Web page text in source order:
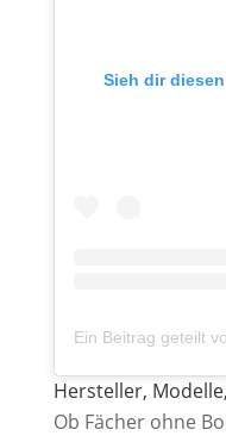
Sieh dir
Hersteller,
Ob Fächer ohne